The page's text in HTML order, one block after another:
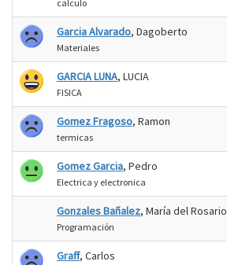
calculo
Garcia Alvarado, Dagoberto
Materiales
GARCIA LUNA, LUCIA
FISICA
Gomez Fragoso, Ramon
termicas
Gomez Garcia, Pedro
Electrica y electronica
Gonzales Bañalez, María del Rosario
Programación
Graff, Carlos